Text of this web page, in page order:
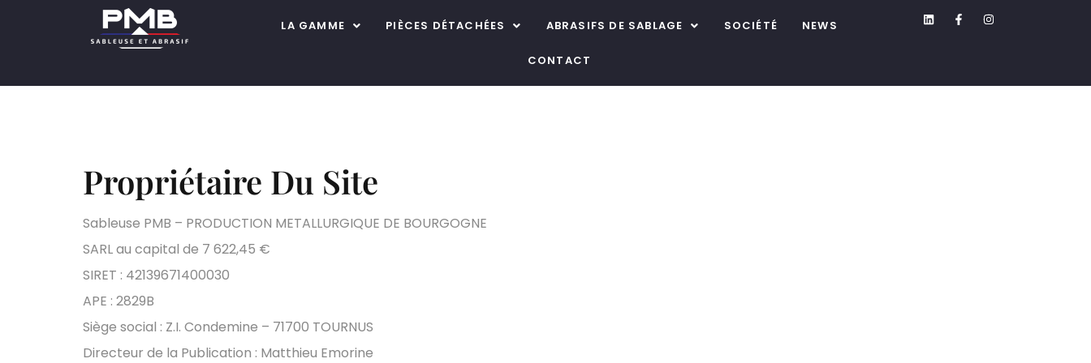
LA GAMME PIÈCES DÉTACHÉES ABRASIFS DE SABLAGE SOCIÉTÉ NEWS
CONTACT
Propriétaire Du Site
Sableuse PMB – PRODUCTION METALLURGIQUE DE BOURGOGNE
SARL au capital de 7 622,45 €
SIRET : 42139671400030
APE : 2829B
Siège social : Z.I. Condemine – 71700 TOURNUS
Directeur de la Publication : Matthieu Emorine